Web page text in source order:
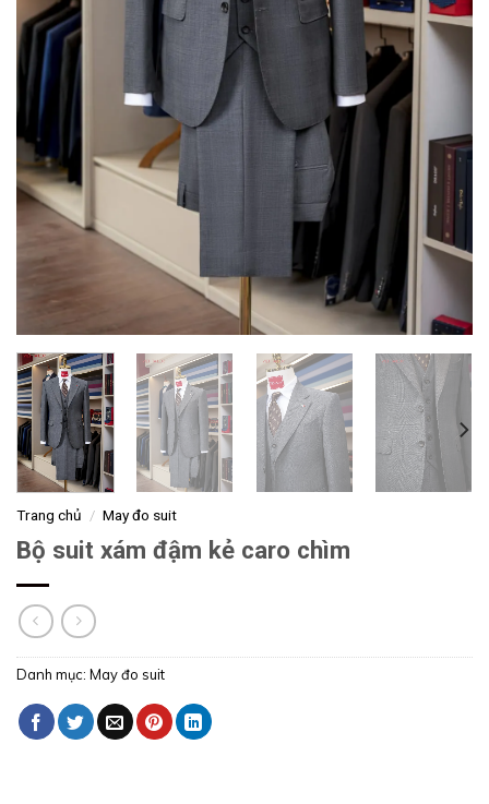
Trang chủ / May đo suit
Bộ suit xám đậm kẻ caro chìm
Danh mục: May đo suit